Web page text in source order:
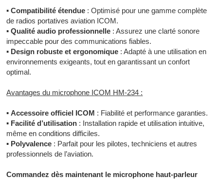
▪ Compatibilité étendue : Optimisé pour une gamme complète
de radios portatives aviation ICOM.
▪ Qualité audio professionnelle : Assurez une clarté sonore
impeccable pour des communications fiables.
▪ Design robuste et ergonomique : Adapté à une utilisation en
environnements exigeants, tout en garantissant un confort
optimal.
Avantages du microphone ICOM HM-234 :
▪ Accessoire officiel ICOM : Fiabilité et performance garanties.
▪ Facilité d’utilisation : Installation rapide et utilisation intuitive,
même en conditions difficiles.
▪ Polyvalence : Parfait pour les pilotes, techniciens et autres
professionnels de l’aviation.
Commandez dès maintenant le microphone haut-parleur